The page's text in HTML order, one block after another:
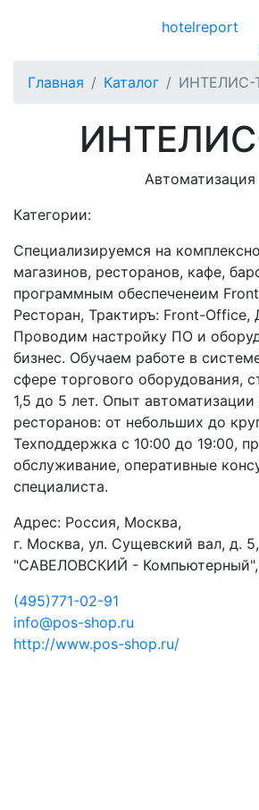
hotelreport
Главная
Каталог ИНТЕЛИС-
Автоматизация
Категории:
Специализируемся на
магазинов, ресторанов, кафе,
программным обеспеченеим
Ресторан, Трактиръ: Front-
Проводим настройку ПО и
бизнес. Обучаем работе в
сфере торгового оборудования,
1,5 до 5 лет. Опыт автоматизации
ресторанов: от небольших до
Техподдержка с 10:00 до 19:00,
обслуживание, оперативные
специалиста.
Адрес: Россия, Москва,
г. Москва, ул. Сущевский вал, д.
"САВЕЛОВСКИЙ - Компьютерный",
(495)771-02-91
info@pos-shop.ru
http://www.pos-shop.ru/